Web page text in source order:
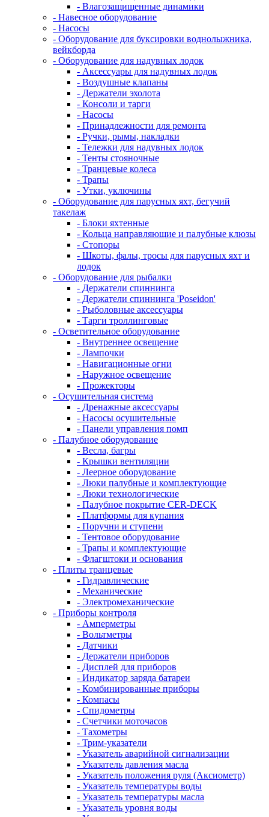
- Влагозащищенные динамики
- Навесное оборудование
- Насосы
- Оборудование для буксировки воднолыжника,
вейкборда
- Оборудование для надувных лодок
- Аксессуары для надувных лодок
- Воздушные клапаны
- Держатели эхолота
- Консоли и тарги
- Насосы
- Принадлежности для ремонта
- Ручки, рымы, накладки
- Тележки для надувных лодок
- Тенты стояночные
- Транцевые колеса
- Трапы
- Утки, уключины
- Оборудование для парусных яхт, бегучий
такелаж
- Блоки яхтенные
- Кольца направляющие и палубные клюзы
- Стопоры
- Шкоты, фалы, тросы для парусных яхт и
лодок
- Оборудование для рыбалки
- Держатели спиннинга
- Держатели спиннинга 'Poseidon'
- Рыболовные аксессуары
- Тарги троллинговые
- Осветительное оборудование
- Внутреннее освещение
- Лампочки
- Навигационные огни
- Наружное освещение
- Прожекторы
- Осушительная система
- Дренажные аксессуары
- Насосы осушительные
- Панели управления помп
- Палубное оборудование
- Весла, багры
- Крышки вентиляции
- Леерное оборудование
- Люки палубные и комплектующие
- Люки технологические
- Палубное покрытие CER-DECK
- Платформы для купания
- Поручни и ступени
- Тентовое оборудование
- Трапы и комплектующие
- Флагштоки и основания
- Плиты транцевые
- Гидравлические
- Механические
- Электромеханические
- Приборы контроля
- Амперметры
- Вольтметры
- Датчики
- Держатели приборов
- Дисплей для приборов
- Индикатор заряда батареи
- Комбинированные приборы
- Компасы
- Спидометры
- Счетчики моточасов
- Тахометры
- Трим-указатели
- Указатель аварийной сигнализации
- Указатель давления масла
- Указатель положения руля (Аксиометр)
- Указатель температуры воды
- Указатель температуры масла
- Указатель уровня воды